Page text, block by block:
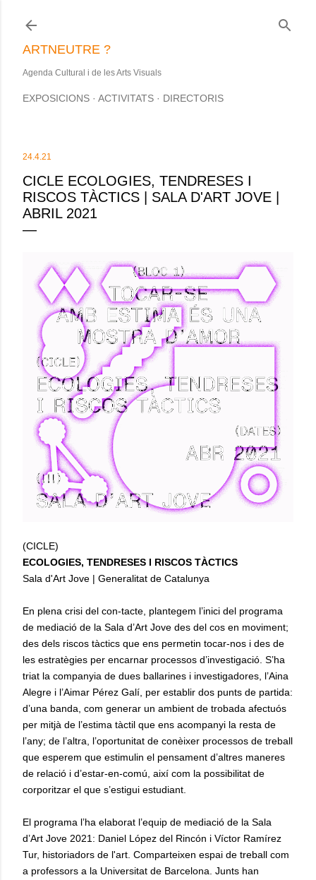
ARTNEUTRE ?
Agenda Cultural i de les Arts Visuals
EXPOSICIONS ACTIVITATS DIRECTORIS
24.4.21
CICLE ECOLOGIES, TENDRESES I
RISCOS TÀCTICS | SALA D'ART JOVE |
ABRIL 2021
(CICLE)
ECOLOGIES, TENDRESES I RISCOS TÀCTICS
Sala d'Art Jove | Generalitat de Catalunya
En plena crisi del con-tacte, plantegem l’inici del programa
de mediació de la Sala d’Art Jove des del cos en moviment;
des dels riscos tàctics que ens permetin tocar-nos i des de
les estratègies per encarnar processos d’investigació. S’ha
triat la companyia de dues ballarines i investigadores, l’Aina
Alegre i l’Aimar Pérez Galí, per establir dos punts de partida:
d’una banda, com generar un ambient de trobada afectuós
per mitjà de l’estima tàctil que ens acompanyi la resta de
l’any; de l’altra, l’oportunitat de conèixer processos de treball
que esperem que estimulin el pensament d’altres maneres
de relació i d’estar-en-comú, així com la possibilitat de
corporitzar el que s’estigui estudiant.
El programa l’ha elaborat l’equip de mediació de la Sala
d’Art Jove 2021: Daniel López del Rincón i Víctor Ramírez
Tur, historiadors de l'art. Comparteixen espai de treball com
a professors a la Universitat de Barcelona. Junts han